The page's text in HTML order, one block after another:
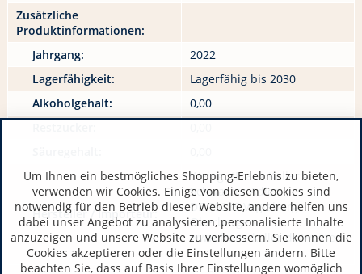
Zusätzliche
Produktinformationen:
Jahrgang:
2022
Lagerfähigkeit:
Lagerfähig bis 2030
Alkoholgehalt:
0,00
Hersteller / Importeur:
WeingutFranz Keller -
Schwarzer Adler
DE 79235 Vogtsburg-
Oberbergen
www.franz-keller.de/weine
Um Ihnen ein bestmögliches Shopping-Erlebnis zu bieten,
verwenden wir Cookies. Einige von diesen Cookies sind
notwendig für den Betrieb dieser Website, andere helfen uns
dabei unser Angebot zu analysieren, personalisierte Inhalte
anzuzeigen und unsere Website zu verbessern. Sie können die
Cookies akzeptieren oder die Einstellungen ändern. Bitte
beachten Sie, dass auf Basis Ihrer Einstellungen womöglich